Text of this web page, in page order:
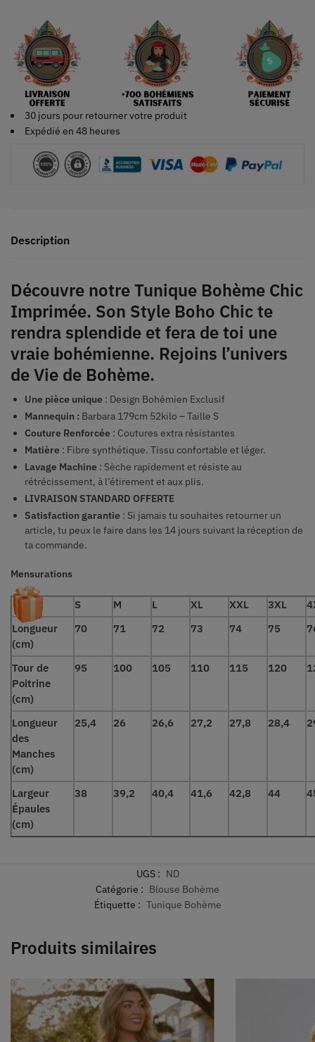
30 jours pour retourner votre produit
Expédié en 48 heures
Description
Découvre notre Tunique Bohème Chic
Imprimée. Son Style Boho Chic te
rendra splendide et fera de toi une
vraie bohémienne. Rejoins l’univers
de Vie de Bohème.
Une pièce unique : Design Bohémien Exclusif
Mannequin : Barbara 179cm 52kilo – Taille S
Couture Renforcée : Coutures extra résistantes
Matière : Fibre synthétique. Tissu confortable et léger.
Lavage Machine : Sèche rapidement et résiste au
rétrécissement, à l’étirement et aux plis.
LIVRAISON STANDARD OFFERTE
Satisfaction garantie : Si jamais tu souhaites retourner un
article, tu peux le faire dans les 14 jours suivant la réception de
ta commande.
Mensurations
S M L XL XXL 3XL
Longueur
(cm)
70 71 72 73 74 75
Tour de
Poitrine
(cm)
95 100 105 110 115 120
Longueur
des
Manches
(cm)
25,4 26 26,6 27,2 27,8 28,4
Largeur
Épaules
(cm)
38 39,2 40,4 41,6 42,8 44
UGS : ND
Catégorie : Blouse Bohème
Étiquette : Tunique Bohème
Produits similaires